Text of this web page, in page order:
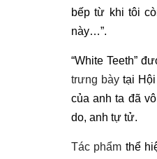
bếp từ khi tôi
này…”.
“White Teeth”
trưng bàytại Hội
của anh ta đã
do, anh tự tử.
Tác phẩm thể